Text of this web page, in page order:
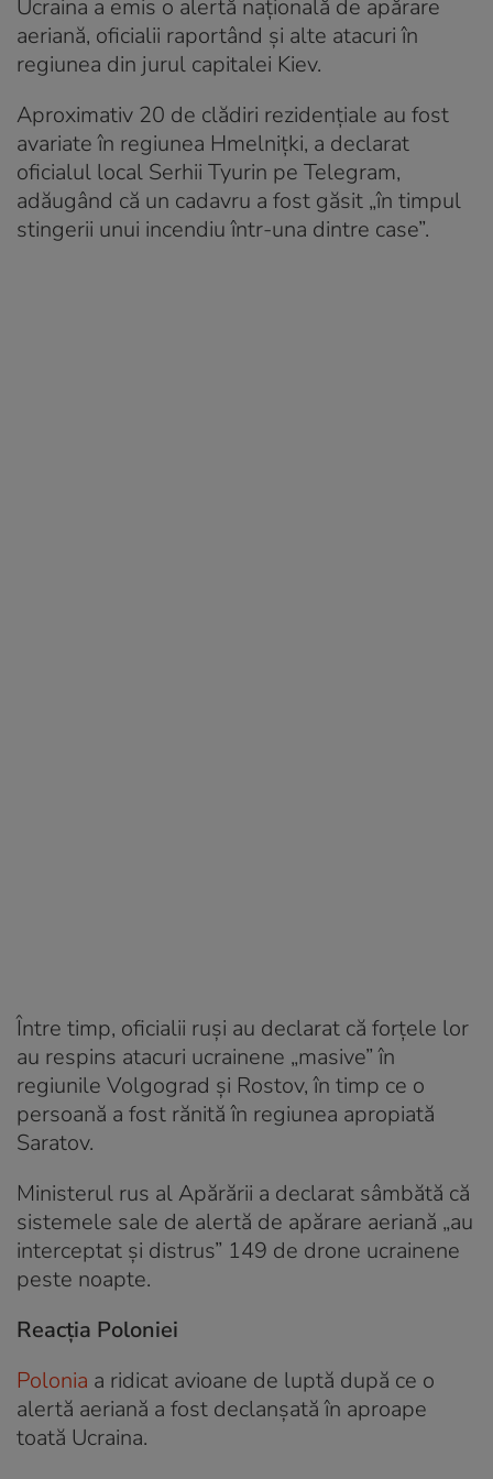
Ucraina a emis o alertă națională de apărare
aeriană, oficialii raportând și alte atacuri în
regiunea din jurul capitalei Kiev.
Aproximativ 20 de clădiri rezidențiale au fost
avariate în regiunea Hmelnițki, a declarat
oficialul local Serhii Tyurin pe Telegram,
adăugând că un cadavru a fost găsit „în timpul
stingerii unui incendiu într-una dintre case”.
Între timp, oficialii ruși au declarat că forțele lor
au respins atacuri ucrainene „masive” în
regiunile Volgograd și Rostov, în timp ce o
persoană a fost rănită în regiunea apropiată
Saratov.
Ministerul rus al Apărării a declarat sâmbătă că
sistemele sale de alertă de apărare aeriană „au
interceptat și distrus” 149 de drone ucrainene
peste noapte.
Reacția Poloniei
Polonia a ridicat avioane de luptă după ce o
alertă aeriană a fost declanșată în aproape
toată Ucraina.